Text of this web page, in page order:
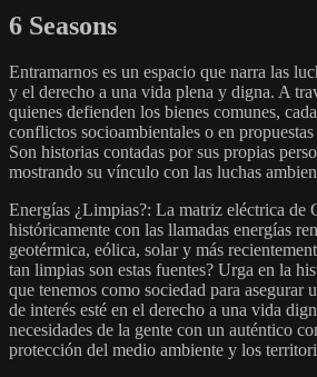
6 Seasons
Entramarnos es un espacio que narra las
y el derecho a una vida plena y digna. A
quienes defienden los bienes comunes,
conflictos socioambientales o en
Son historias contadas por sus propias
mostrando su vínculo con las luchas
Energías ¿Limpias?: La matriz eléctrica de
históricamente con las llamadas energías
geotérmica, eólica, solar y más
tan limpias son estas fuentes? Urga en la
que tenemos como sociedad para asegurar
de interés esté en el derecho a una vida
necesidades de la gente con un auténtico
protección del medio ambiente y los